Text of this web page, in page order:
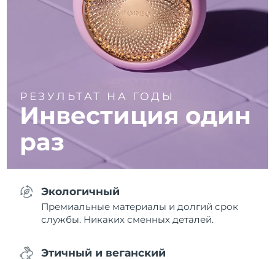
РЕЗУЛЬТАТ НА ГОДЫ
Инвестиция один
раз
Экологичный
Премиальные материалы и долгий срок
службы. Никаких сменных деталей.
Этичный и веганский